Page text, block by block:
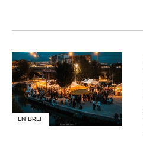
EN BREF